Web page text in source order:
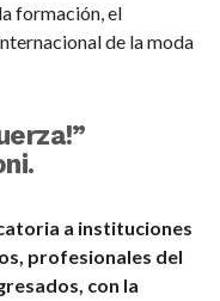
formación, el
de la moda
a instituciones
profesionales del
con la